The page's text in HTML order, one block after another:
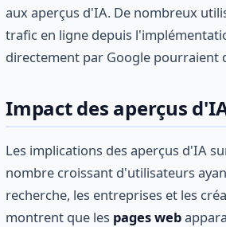
aux aperçus d'IA. De nombreux
trafic en ligne depuis
directement par Google pourraient
Impact des aperçus
Les implications des aperçus d'IA
nombre croissant d'utilisateurs
recherche, les entreprises et les
montrent que les pages web